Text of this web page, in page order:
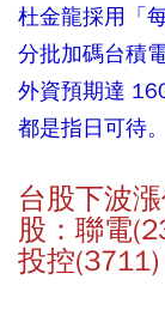
杜金龍採用「
分批加碼台積
外資預期達
都是指日可待。
台股下波
股：聯電
投控(3711)